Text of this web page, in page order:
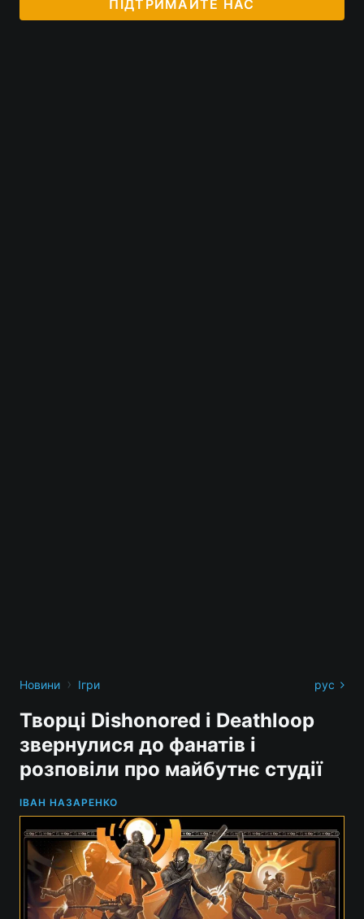
ПІДТРИМАЙТЕ НАС
Новини › Ігри рус
Творці Dishonored і Deathloop
звернулися до фанатів і
розповіли про майбутнє студії
ІВАН НАЗАРЕНКО